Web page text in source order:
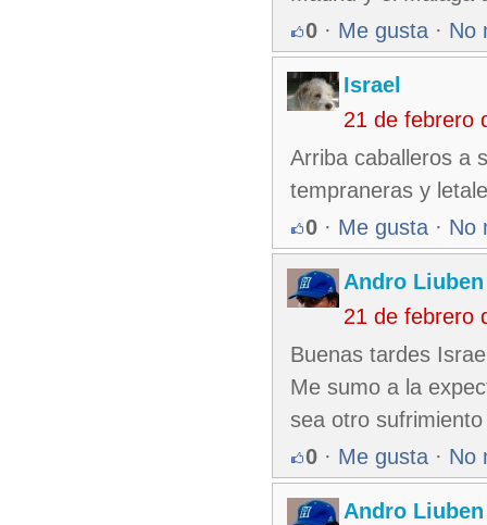
0 · Me gusta · No
Israel
21 de febrero
Arriba caballeros a
tempraneras y
0 · Me gusta · No
Andro Liuben
21 de febrero
Buenas tardes
Me sumo a la
sea otro
0 · Me gusta · No
Andro Liuben